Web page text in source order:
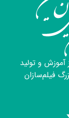
آموزش و تولید
فیلم‌سازان